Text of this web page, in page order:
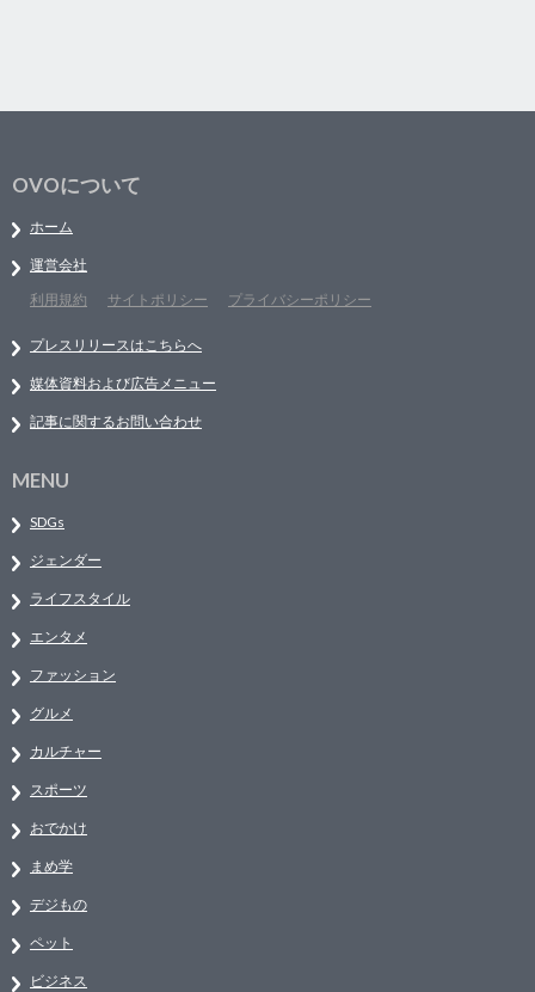
OVOについて
ホーム
運営会社
利用規約
サイトポリシー プライバシーポリシー
プレスリリースはこちらへ
媒体資料および広告メニュー
記事に関するお問い合わせ
MENU
SDGs
ジェンダー
ライフスタイル
エンタメ
ファッション
グルメ
カルチャー
スポーツ
おでかけ
まめ学
デジもの
ペット
ビジネス